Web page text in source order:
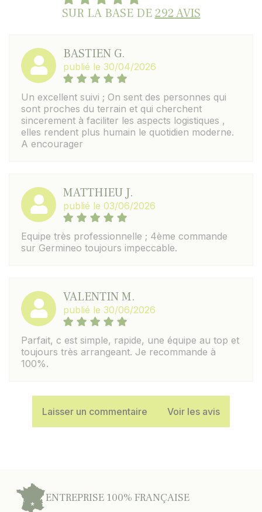
SUR LA BASE DE292 AVIS
BASTIEN G.
publié le 30/04/2026
Un excellent suivi ; On sent des personnes qui
sont proches du terrain et qui cherchent
sincerement à faciliter les aspects logistiques ,
elles rendent plus humain le quotidien moderne.
A encourager
MATTHIEU J.
publié le 03/06/2026
Equipe très professionnelle ; 4ème commande
sur Germineo toujours impeccable.
VALENTIN M.
publié le 30/06/2026
Parfait, c est simple, rapide, une équipe au top et
toujours très arrangeant. Je recommande à
100%.
Laisser un commentaire Voir les avis
ENTREPRISE 100% FRANÇAISE